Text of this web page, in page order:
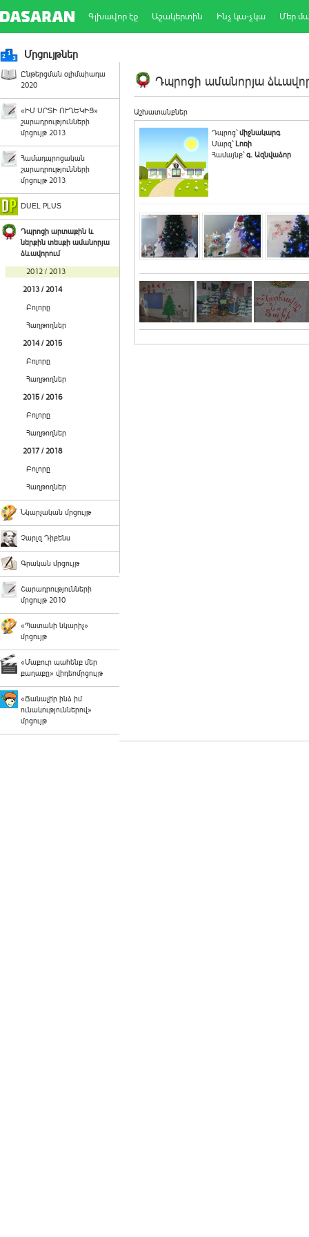
Գլխավոր էջ Աշակերտին Ինչ կա-չկա Մեր
Մրցույթներ
Ընթերցման օլիմպիադա
2020
«ԻՄ ՍՐՏԻ ՈՒՂԵԿԻՑ»
շարադրությունների
մրցույթ 2013
Համադպրոցական
շարադրությունների
մրցույթ 2013
DUEL PLUS
Դպրոցի արտաքին և
ներքին տեսքի ամանորյա
ձևավորում
2012 / 2013
2013 / 2014
Բոլորը
Հաղթողներ
2014 / 2015
Բոլորը
Հաղթողներ
2015 / 2016
Բոլորը
Հաղթողներ
2017 / 2018
Բոլորը
Հաղթողներ
Նկարչական մրցույթ
Չարլզ Դիքենս
Գրական մրցույթ
Շարադրությունների
մրցույթ 2010
«Պատանի նկարիչ»
մրցույթ
«Մաքուր պահենք մեր
քաղաքը» վիդեոմրցույթ
«Ճանաչի՛ր ինձ իմ
ունակություններով»
մրցույթ
Դպրոցի ամանորյա
Աշխատանքներ
Դպրոց`միջնակարգ
Մարզ` Լոռի
Համայնք`գ. Ազնվաձոր